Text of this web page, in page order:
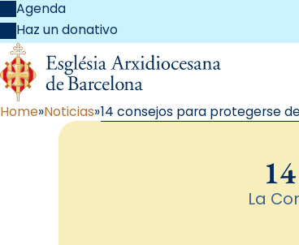
Agenda
Haz un donativo
Home Noticias 14 consejos para protegerse
La